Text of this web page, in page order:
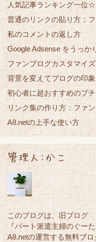
人気記事ランキング一位☆
普通のリンクの貼り方：
私のコメントの返し方
Google Adsense をうっか
ファンブログカスタマイズ
背景を変えてブログの印
初心者に超おすすめのプ
リンク集の作り方：ファ
A8.netの上手な使い方
管理人:かこ
このブログは、旧ブログ
『パート派遣主婦のぐー
A8.netの運営する無料ブロ